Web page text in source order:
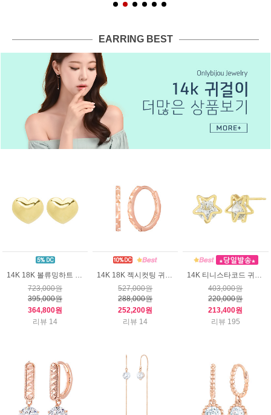
EARRING BEST
14K 18K 볼류밍하트 귀걸이 (대)
723,000원
395,000원
364,800원
리뷰 14
14K 18K 젝시컷팅 귀걸이 (대)
527,000원
288,000원
252,200원
리뷰 14
14K 티니스타코드 귀걸이
403,000원
220,000원
213,400원
리뷰 195